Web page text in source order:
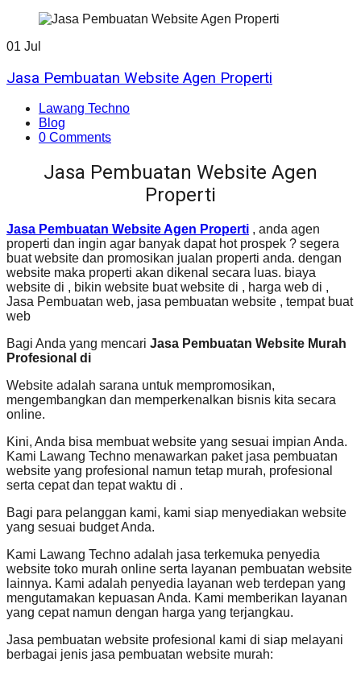
01 Jul
Jasa Pembuatan Website Agen Properti
Lawang Techno
Blog
0 Comments
Jasa Pembuatan Website Agen
Properti
Jasa Pembuatan Website Agen Properti , anda agen
properti dan ingin agar banyak dapat hot prospek ? segera
buat website dan promosikan jualan properti anda. dengan
website maka properti akan dikenal secara luas. biaya
website di , bikin website buat website di , harga web di ,
Jasa Pembuatan web, jasa pembuatan website , tempat buat
web
Bagi Anda yang mencari Jasa Pembuatan Website Murah
Profesional di
Website adalah sarana untuk mempromosikan,
mengembangkan dan memperkenalkan bisnis kita secara
online.
Kini, Anda bisa membuat website yang sesuai impian Anda.
Kami Lawang Techno menawarkan paket jasa pembuatan
website yang profesional namun tetap murah, profesional
serta cepat dan tepat waktu di .
Bagi para pelanggan kami, kami siap menyediakan website
yang sesuai budget Anda.
Kami Lawang Techno adalah jasa terkemuka penyedia
website toko murah online serta layanan pembuatan website
lainnya. Kami adalah penyedia layanan web terdepan yang
mengutamakan kepuasan Anda. Kami memberikan layanan
yang cepat namun dengan harga yang terjangkau.
Jasa pembuatan website profesional kami di siap melayani
berbagai jenis jasa pembuatan website murah: